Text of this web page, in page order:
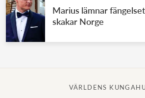
Marius lämnar
skakar Norge
VÄRLDENS